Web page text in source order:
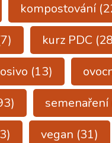
kompostování
kurz PDC
osivo (13)
semenaření
vegan (31)